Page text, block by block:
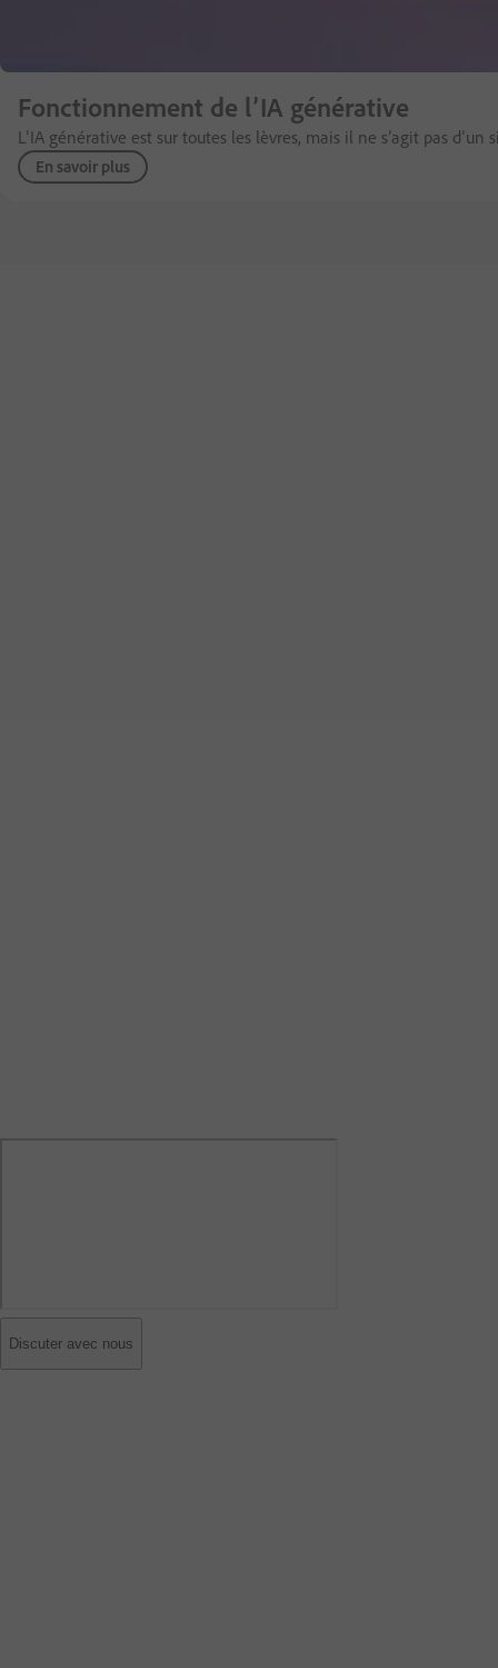
Fonctionnement de l’IA générative
L’IA générative est sur toutes les lèvres, mais il ne s’agit pas
En savoir plus
Discuter avec nous